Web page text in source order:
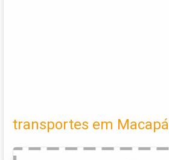
transportes em Macapá